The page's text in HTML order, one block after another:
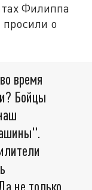
Филиппа
о
время
Бойцы
не только